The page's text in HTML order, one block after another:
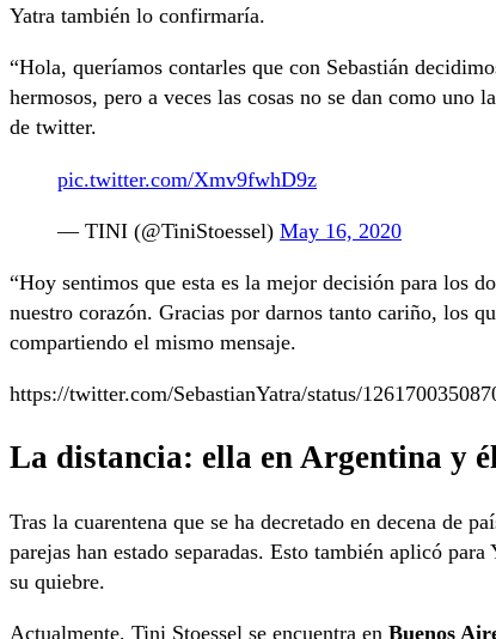
Yatra también lo confirmaría.
“Hola, queríamos contarles que con Sebastián
hermosos, pero a veces las cosas no se dan como uno
de twitter.
pic.twitter.com/Xmv9fwhD9z
— TINI (@TiniStoessel) May 16, 2020
“Hoy sentimos que esta es la mejor decisión para los
nuestro corazón. Gracias por darnos tanto cariño, los
compartiendo el mismo mensaje.
https://twitter.com/SebastianYatra/status/
La distancia: ella en Argentina y
Tras la cuarentena que se ha decretado en decena de
parejas han estado separadas. Esto también aplicó
su quiebre.
Actualmente, Tini Stoessel se encuentra en Buenos